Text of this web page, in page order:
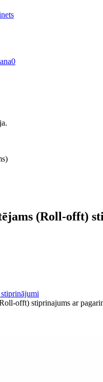
0
(Roll-offt)
offt) stiprinajums ar